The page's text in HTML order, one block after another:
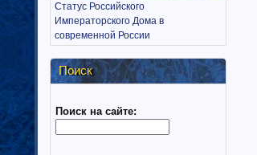
Воронежская область (18)
Дагестан (1)
Еврейская автономная область
(1)
Забайкальский край (2)
Иркутская область (11)
Статус Российского
Императорского Дома в
современной России
Поиск
Поиск на сайте: